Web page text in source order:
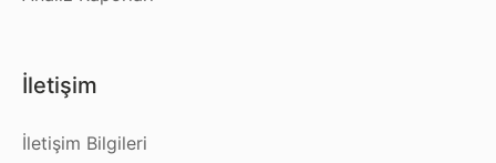
İletişim
İletişim Bilgileri